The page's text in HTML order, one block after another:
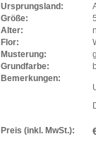
Ursprungsland:
Größe:
Alter:
Flor:
Musterung:
Grundfarbe:
Bemerkungen:
Preis (inkl. MwSt.):